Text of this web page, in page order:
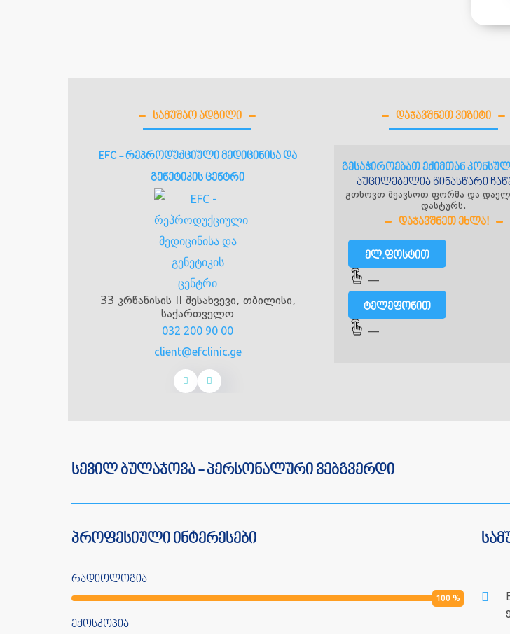
ᲡᲐᲛᲣᲨᲐᲝ ᲐᲓᲒᲘᲚᲘ
EFC - რეპროდუქციული მედიცინისა და
გენეტიკის ცენტრი
33 კრწანისის II შესახვევი, თბილისი,
საქართველო
032 200 90 00
client@efclinic.ge
ᲓᲐᲯᲐᲕᲨᲜᲔᲗ ᲕᲘᲖᲘᲢᲘ
გესაჭიროებათ ექიმთან
აუცილებელია წინასწარი
გთხოვთ შეავსოთ ფორმა და
დასტურს.
ᲓᲐᲯᲐᲕᲨᲜᲔᲗ ᲔᲮᲚᲐ!
ელ.ფოსტით
—
ტელეფონით
—
სევილ ბულაჯოვა - პერსონალური ვებგვერდი
პროფესიული ინტერესები
რადიოლოგია
100 %
ექოსკოპია